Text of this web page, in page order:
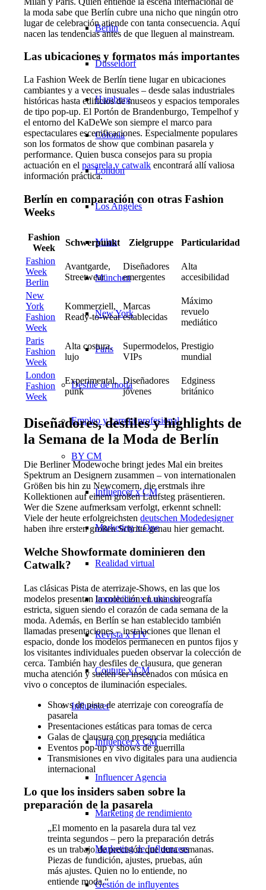
Berlin
Düsseldorf
Hamburg
Colonia
London
Los Angeles
Milan
München
New York
París
Desfile de moda
Empleo y carrera profesional
BY CM
Influencer x CM
Marketing x One
Realidad virtual
Immobilien x Lukinski
Revista x FIV
Couture x CM
Influencer
Influencer x CM
Influencer Agencia
Marketing de rendimiento
Marketing de Influencers
Gestión de influyentes
la moda sabe que Berlín cubre una nicho que ningún otro
lugar de celebración atiende con tanta consecuencia. Aquí
nacen las tendencias antes de que lleguen al mainstream.
Las ubicaciones y formatos más importantes
La Fashion Week de Berlín tiene lugar en ubicaciones
cambiantes y a veces inusuales – desde salas industriales
históricas hasta edificios de museos y espacios temporales
de tipo pop-up. El Portón de Brandenburgo, Tempelhof y
el entorno del KaDeWe son siempre el marco para
espectaculares escenificaciones. Especialmente populares
son los formatos de show que combinan pasarela y
performance. Quien busca consejos para su propia
actuación en elpasarela y catwalk encontrará allí valiosa
información práctica.
Berlín en comparación con otras Fashion
Weeks
Fashion
Week
Schwerpunkt Zielgruppe
Particularidad
Fashion
Week
Berlin
Avantgarde,
Streetwear
Diseñadores
emergentes
Alta
accesibilidad
New
York
Fashion
Week
Kommerziell,
Ready-to-wear
Marcas
establecidas
Máximo
revuelo
mediático
Paris
Fashion
Week
Alta costura,
lujo
Supermodelos,
VIPs
Prestigio
mundial
London
Fashion
Week
Experimental,
punk
Diseñadores
jóvenes
Edginess
británico
Diseñadores, desfiles y highlights de
la Semana de la Moda de Berlín
Die Berliner Modewoche bringt jedes Mal ein breites
Spektrum an Designern zusammen – von internationalen
Größen bis hin zu Newcomern, die erstmals ihre
Kollektionen auf einem großen Laufsteg präsentieren.
Wer die Szene aufmerksam verfolgt, erkennt schnell:
Viele der heute erfolgreichstendeutschen Modedesigner
haben ihre ersten großen Schritte genau hier gemacht.
Welche Showformate dominieren den
Catwalk?
Las clásicas Pista de aterrizaje-Shows, en las que los
modelos presentan la colección en una coreografía
estricta, siguen siendo el corazón de cada semana de la
moda. Además, en Berlín se han establecido también
llamadas presentaciones – instalaciones que llenan el
espacio, donde los modelos permanecen en puntos fijos y
los visitantes individuales pueden observar la colección de
cerca. También hay desfiles de clausura, que generan
mucha atención y suelen ser inscenados con música en
vivo o conceptos de iluminación especiales.
Shows de pista de aterrizaje con coreografía de
pasarela
Presentaciones estáticas para tomas de cerca
Galas de clausura con presencia mediática
Eventos pop-up y shows de guerrilla
Transmisiones en vivo digitales para una audiencia
internacional
Lo que los insiders saben sobre la
preparación de la pasarela
„El momento en la pasarela dura tal vez
treinta segundos – pero la preparación detrás
es un trabajo de precisión que dura semanas.
Piezas de fundición, ajustes, pruebas, aún
más ajustes. Quien no lo entiende, no
entiende moda.“